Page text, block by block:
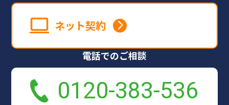
ネット契約
電話でのご相談
0120-383-536